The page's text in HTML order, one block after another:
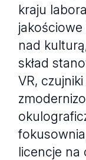
kraju
nad
skład
VR,
licencje na